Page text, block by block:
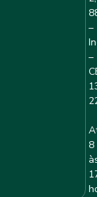
–
–
8